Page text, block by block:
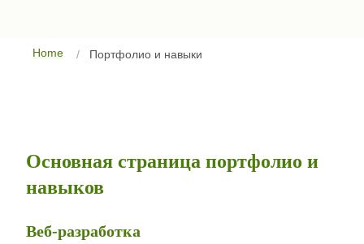
Home Портфолио и навыки
Основная страница портфолио и
навыков
Веб-разработка